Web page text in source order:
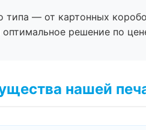
типа — от картонных
решение по
нашей